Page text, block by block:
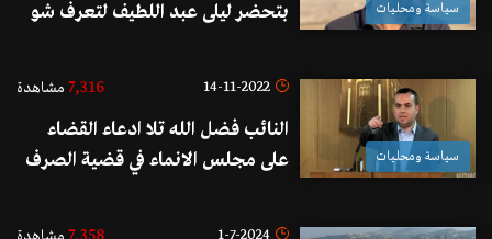
سياسة ومحليات
بتحضر ليلى عبد اللطيف لتعرف شو
العكس
سياسة ومحليات
14-11-2022
7,316 مشاهدة
النائب فضل الله تلا ادعاء القضاء
على مجلس الانماء في قضية الصرف
المشتركة: "هذا الملف بين أيدي النواب"